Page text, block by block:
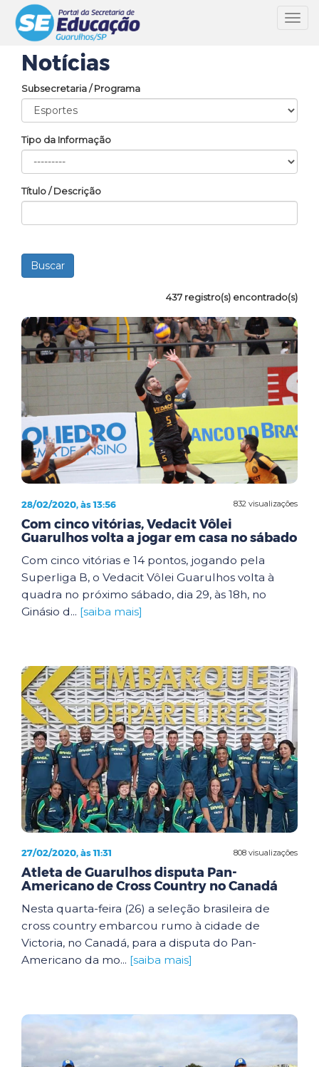
Notícias
Subsecretaria / Programa
Tipo da Informação
Título / Descrição
437 registro(s) encontrado(s)
832 visualizações
28/02/2020, às 13:56
Com cinco vitórias, Vedacit Vôlei
Guarulhos volta a jogar em casa no sábado
Com cinco vitórias e 14 pontos, jogando pela
Superliga B, o Vedacit Vôlei Guarulhos volta à
quadra no próximo sábado, dia 29, às 18h, no
Ginásio d... [saiba mais]
808 visualizações
27/02/2020, às 11:31
Atleta de Guarulhos disputa Pan-
Americano de Cross Country no Canadá
Nesta quarta-feira (26) a seleção brasileira de
cross country embarcou rumo à cidade de
Victoria, no Canadá, para a disputa do Pan-
Americano da mo... [saiba mais]